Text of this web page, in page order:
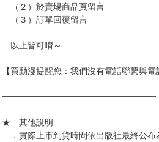
（２）於賣場商品頁留言
（３）訂單回覆留言
以上皆可唷～
【買動漫提醒您：我們沒有電話聯繫與
━━━━━━━━━━━━━━━━━━
★ 其他說明
．實際上市到貨時間依出版社最終公布